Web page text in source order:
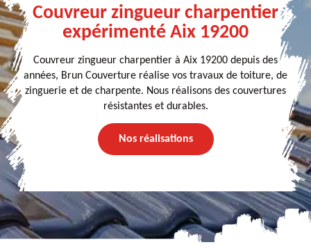
Couvreur zingueur charpentier
expérimenté Aix 19200
Couvreur zingueur charpentier à Aix 19200 depuis des
années, Brun Couverture réalise vos travaux de toiture, de
zinguerie et de charpente. Nous réalisons des couvertures
résistantes et durables.
Nos réalisations